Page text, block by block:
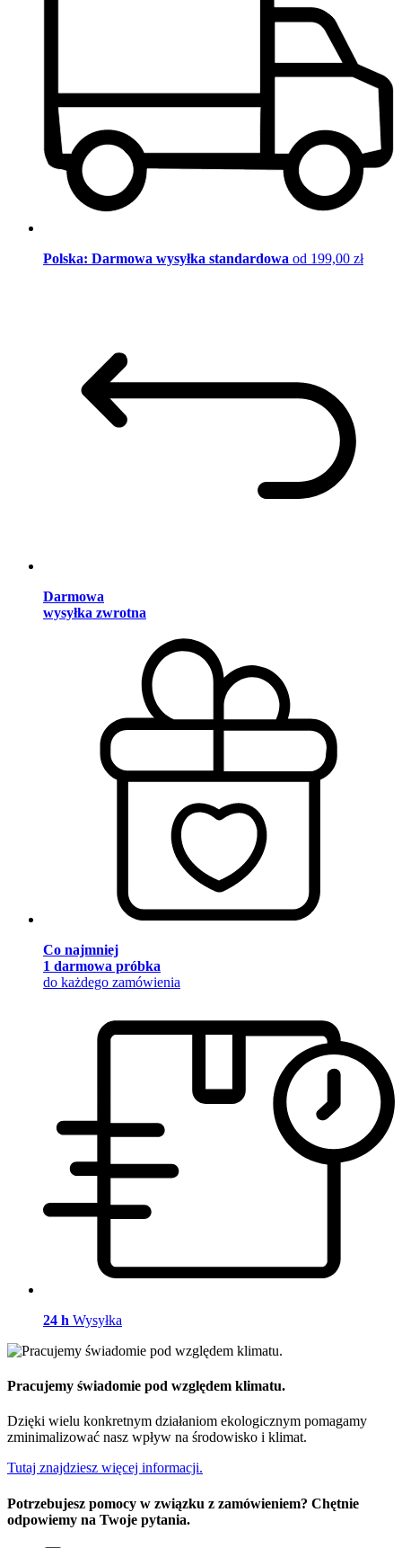
Polska: Darmowa wysyłka standardowa od 199,00 zł
Darmowa
wysyłka zwrotna
Co najmniej
1 darmowa próbka
do każdego zamówienia
24 h Wysyłka
Pracujemy świadomie pod względem klimatu.
Dzięki wielu konkretnym działaniom ekologicznym pomagamy
zminimalizować nasz wpływ na środowisko i klimat.
Tutaj znajdziesz więcej informacji.
Potrzebujesz pomocy w związku z zamówieniem? Chętnie
odpowiemy na Twoje pytania.